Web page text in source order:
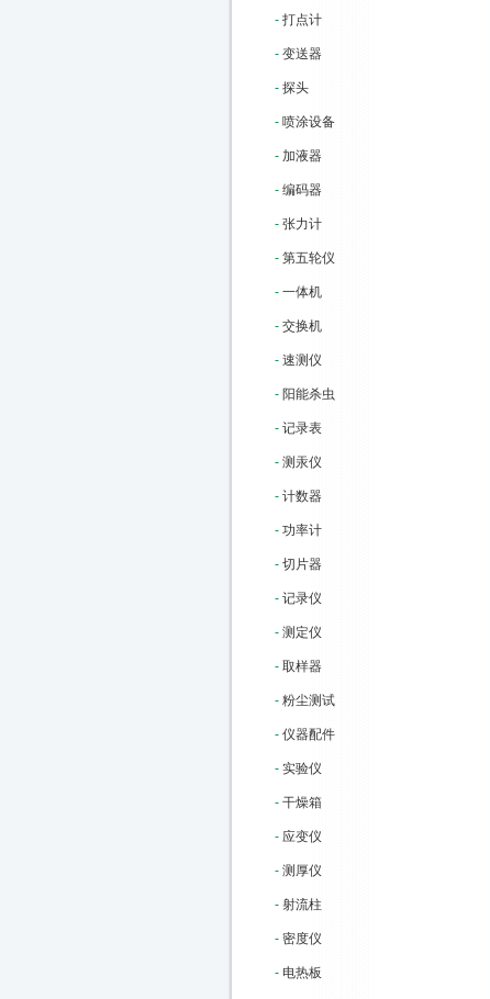
- 打点计
- 变送器
- 探头
- 喷涂设备
- 加液器
- 编码器
- 张力计
- 第五轮仪
- 一体机
- 交换机
- 速测仪
- 阳能杀虫
- 记录表
- 测汞仪
- 计数器
- 功率计
- 切片器
- 记录仪
- 测定仪
- 取样器
- 粉尘测试
- 仪器配件
- 实验仪
- 干燥箱
- 应变仪
- 测厚仪
- 射流柱
- 密度仪
- 电热板